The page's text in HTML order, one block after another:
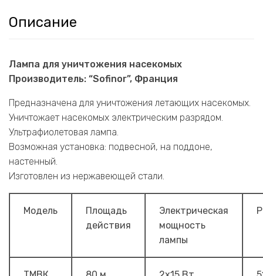
Описание
Лампа для уничтожения насекомых
Производитель: “Sofinor”, Франция
Предназначена для уничтожения летающих насекомых.
Уничтожает насекомых электрическим разрядом.
Ультрафиолетовая лампа.
Возможная установка: подвесной, на поддоне,
настенный.
Изготовлен из нержавеющей стали.
Модель
Площадь
действия
Электрическая
мощность
лампы